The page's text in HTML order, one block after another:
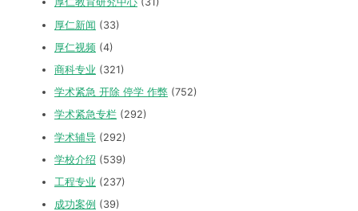
厚仁新闻 (33)
厚仁视频 (4)
商科专业 (321)
学术紧急 开除 停学 作弊 (752)
学术紧急专栏 (292)
学术辅导 (292)
学校介绍 (539)
工程专业 (237)
成功案例 (39)